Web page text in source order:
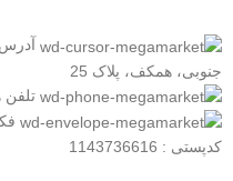
جنوبی، همکف، پلاک 25
تلفن ها :
فکس :
کدپستی : 1143736616